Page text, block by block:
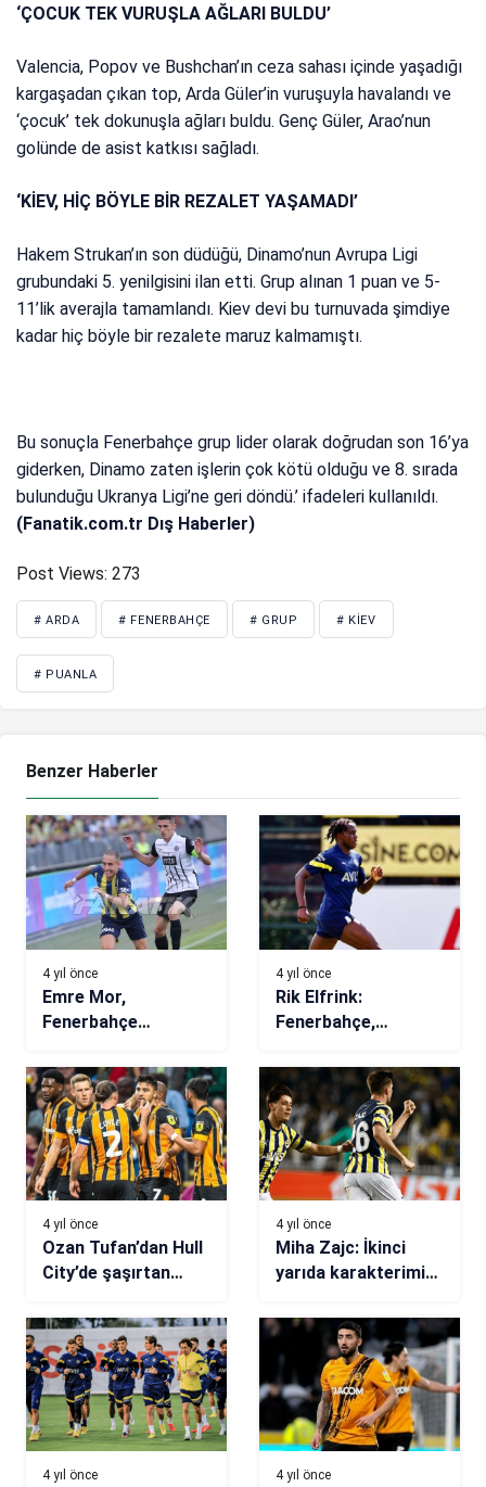
‘ÇOCUK TEK VURUŞLA AĞLARI BULDU’
Valencia, Popov ve Bushchan’ın ceza sahası içinde yaşadığı
kargaşadan çıkan top, Arda Güler’in vuruşuyla havalandı ve
‘çocuk’ tek dokunuşla ağları buldu. Genç Güler, Arao’nun
golünde de asist katkısı sağladı.
‘KİEV, HİÇ BÖYLE BİR REZALET YAŞAMADI’
Hakem Strukan’ın son düdüğü, Dinamo’nun Avrupa Ligi
grubundaki 5. yenilgisini ilan etti. Grup alınan 1 puan ve 5-
11’lik averajla tamamlandı. Kiev devi bu turnuvada şimdiye
kadar hiç böyle bir rezalete maruz kalmamıştı.
Bu sonuçla Fenerbahçe grup lider olarak doğrudan son 16’ya
giderken, Dinamo zaten işlerin çok kötü olduğu ve 8. sırada
bulunduğu Ukranya Ligi’ne geri döndü.’ ifadeleri kullanıldı.
(Fanatik.com.tr Dış Haberler)
Post Views: 273
# ARDA # FENERBAHÇE # GRUP # KIEV
# PUANLA
Benzer Haberler
4 yıl önce
Emre Mor,
Fenerbahçe
sahada
4 yıl önce
Rik Elfrink:
Fenerbahçe,
bonservisini almak
zorunda
4 yıl önce
Ozan Tufan’dan Hull
City’de şaşırtan
4 yıl önce
Miha Zajc: İkinci
yarıda karakterimizi
4 yıl önce 4 yıl önce